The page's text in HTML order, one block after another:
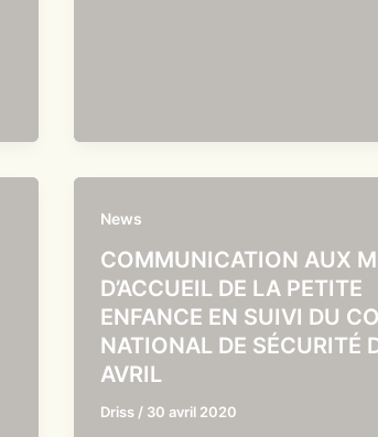
News
COMMUNICATION AUX
D’ACCUEIL DE LA PETITE
ENFANCE EN SUIVI DU
NATIONAL DE SÉCURITÉ
AVRIL
Driss / 30 avril 2020